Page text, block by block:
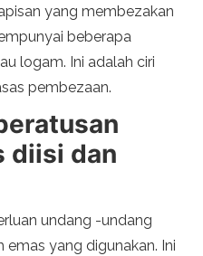
yang membezakan
beberapa
logam. Ini adalah ciri
pembezaan.
diisi dan
undang -undang
emas yang digunakan. Ini